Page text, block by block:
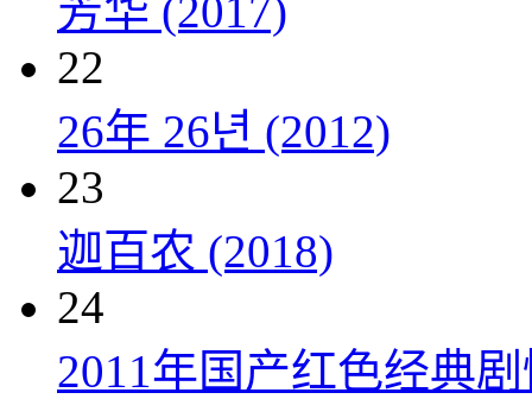
芳华 (2017)
22
26年 26년 (2012)
23
迦百农 (2018)
24
2011年国产红色经典